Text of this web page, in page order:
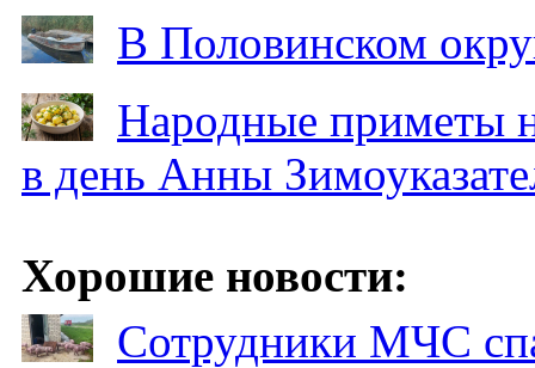
В Половинском
Народные приметы
в день Анны
Хорошие новости:
Сотрудники МЧС